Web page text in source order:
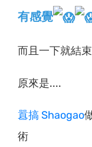
有感覺
而且一下就結
原來是....
囂搞 Shaogao
術